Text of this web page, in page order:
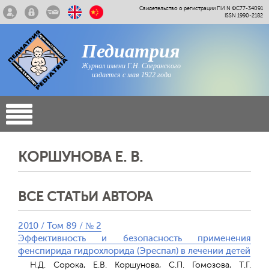
Свидетельство о регистрации ПИ N ФС77-34091
ISSN 1990-2182
Педиатрия
Журнал имени Г.Н. Сперанского
издается с мая 1922 года
КОРШУНОВА Е. В.
ВСЕ СТАТЬИ АВТОРА
2010 / Том 89 / № 2
Эффективность и безопасность применения
фенспирида гидрохлорида (Эреспал) в лечении детей
Н.Д. Сорока, Е.В. Коршунова, С.П. Гомозова, Т.Г.